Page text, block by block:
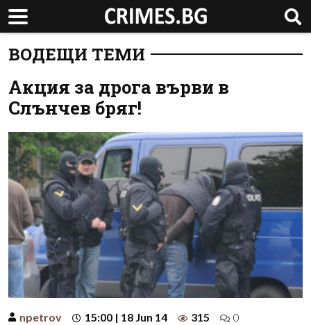
ВОДЕЩИ ТЕМИ
Акция за дрога върви в
Слънчев бряг!
npetrov 15:00 | 18 Jun 14 315 0